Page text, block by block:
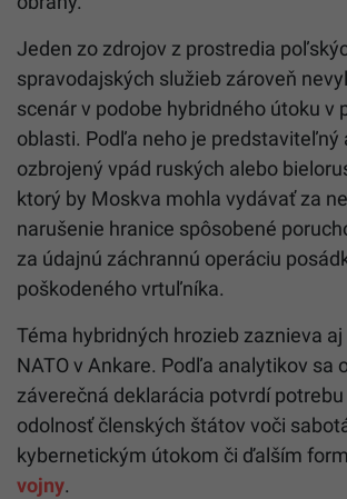
Jeden zo zdrojov z prostredia
spravodajských služieb zároveň
scenár v podobe hybridného útoku v
oblasti. Podľa neho je predstaviteľný
ozbrojený vpád ruských alebo
ktorý by Moskva mohla vydávať za
narušenie hranice spôsobené
za údajnú záchrannú operáciu
poškodeného vrtuľníka.
Téma hybridných hrozieb zaznieva
NATO v Ankare. Podľa analytikov sa
záverečná deklarácia potvrdí
odolnosť členských štátov voči
kybernetickým útokom či ďalším
vojny.